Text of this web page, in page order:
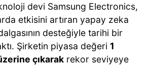
devi Samsung Electronics,
etkisini artıran yapay zeka
desteğiyle tarihi bir
Şirketin piyasa değeri 1
çıkarak rekor seviyeye